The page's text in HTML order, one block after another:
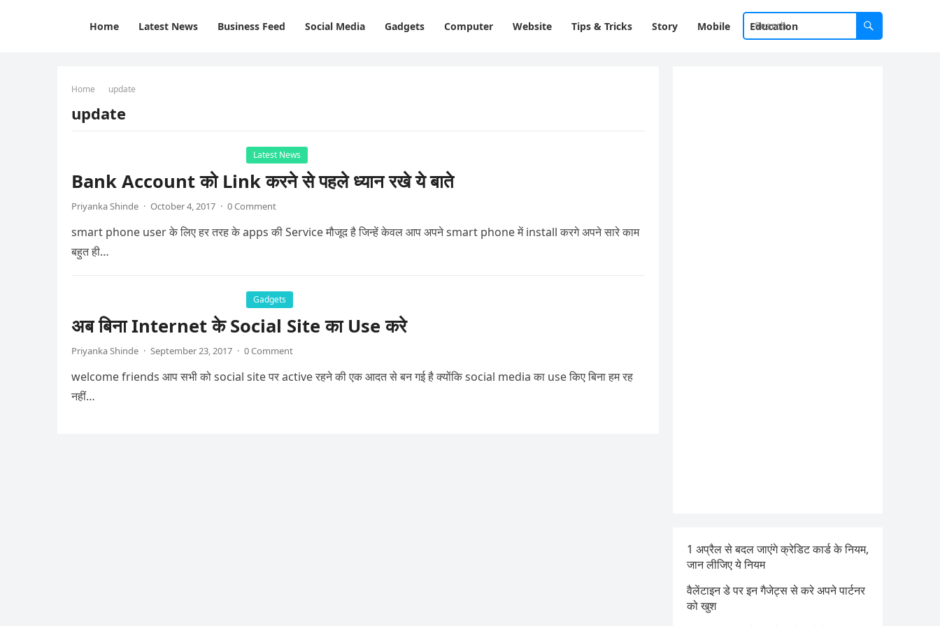
Home Latest News Business Feed Social Media Gadgets Computer Website Tips & Tricks Story Mobile Education
Home update
update
Latest News
Bank Account को Link करने से पहले ध्यान रखे ये बाते
Priyanka Shinde · October 4, 2017 · 0 Comment
smart phone user के लिए हर तरह के apps की Service मौजूद है जिन्हें केवल आप अपने smart phone में install करगे अपने सारे काम
बहुत ही…
Gadgets
अब बिना Internet के Social Site का Use करे
Priyanka Shinde · September 23, 2017 · 0 Comment
welcome friends आप सभी को social site पर active रहने की एक आदत से बन गई है क्योंकि social media का use किए बिना हम रह
नहीं…
1 अप्रैल से बदल जाएंगे क्रेडिट कार्ड के नियम,
जान लीजिए ये नियम
वैलेंटाइन डे पर इन गैजेट्स से करे अपने पार्टनर
को खुश